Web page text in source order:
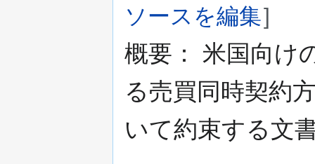
ソースを編集]
概要： 米国向け
る売買同時契約
いて約束する文